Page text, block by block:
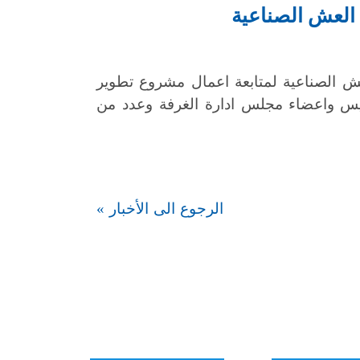
العش الصناعية
الصناعية لمتابعة اعمال مشروع تطوير
واعضاء مجلس ادارة الغرفة وعدد من
الرجوع الى الأخبار »